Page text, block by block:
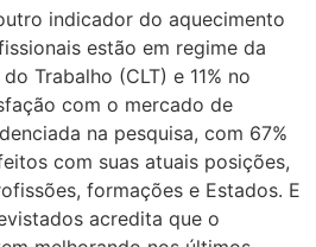
indicador do aquecimento
estão em regime da
Trabalho (CLT) e 11% no
com o mercado de
na pesquisa, com 67%
com suas atuais posições,
formações e Estados. E
acredita que o